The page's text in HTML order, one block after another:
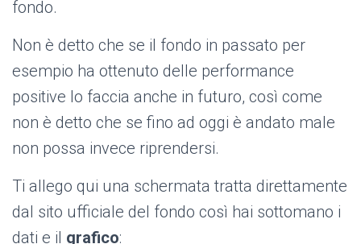
fondo.
Non è detto che se il fondo in passato per
esempio ha ottenuto delle performance
positive lo faccia anche in futuro, così come
non è detto che se fino ad oggi è andato male
non possa invece riprendersi.
Ti allego qui una schermata tratta direttamente
dal sito ufficiale del fondo così hai sottomano i
dati e il grafico: